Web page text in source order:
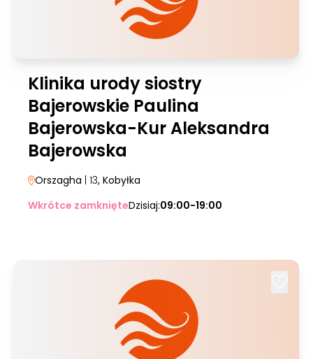
Klinika urody siostry
Bajerowskie Paulina
Bajerowska-Kur Aleksandra
Bajerowska
Orszagha | 13, Kobyłka
Wkrótce zamknięteDzisiaj:09:00-19:00